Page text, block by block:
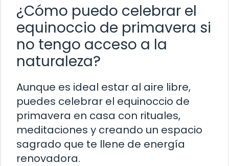
¿Cómo puedo celebrar el
equinoccio de primavera si
no tengo acceso a la
naturaleza?
Aunque es ideal estar al aire libre,
puedes celebrar el equinoccio de
primavera en casa con rituales,
meditaciones y creando un espacio
sagrado que te llene de energía
renovadora.